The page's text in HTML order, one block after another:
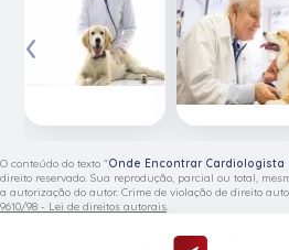
‹
O conteúdo do texto "Onde Encontrar Cardiologista
direito reservado. Sua reprodução, parcial ou total,
a autorização do autor. Crime de violação de direito
9610/98 - Lei de direitos autorais.